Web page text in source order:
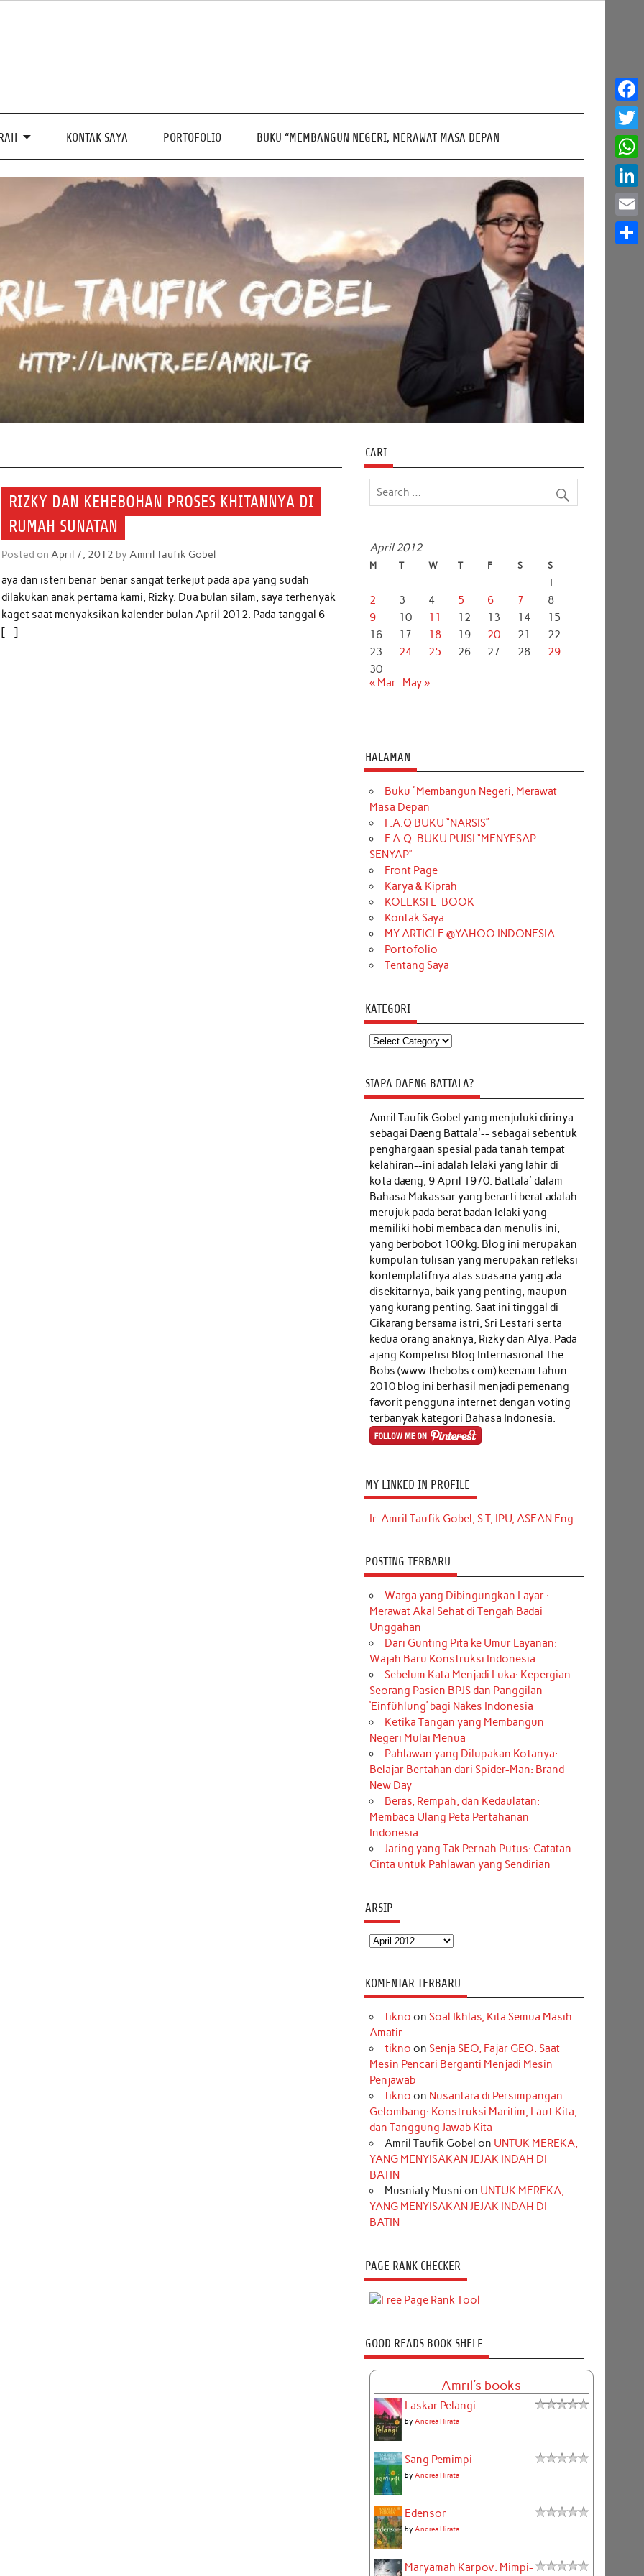
KONTAK SAYA PORTOFOLIO BUKU “MEMBANGUN NEGERI, MERAWAT MASA DEPAN
RIZKY DAN KEHEBOHAN PROSES KHITANNYA DI
RUMAH SUNATAN
Posted onApril 7, 2012 byAmril Taufik Gobel
aya dan isteri benar-benar sangat terkejut pada apa yang sudah
dilakukan anak pertama kami, Rizky. Dua bulan silam, saya terhenyak
kaget saat menyaksikan kalender bulan April 2012. Pada tanggal 6
[…]
CARI
April 2012
M T W T F S S
1
2
3 4 5 6 7
8
9
10 11 12 13 14
15
16
17 18 19 20 21
22
23
24 25 26 27 28
29
30
« Mar May »
HALAMAN
Buku “Membangun Negeri, Merawat
Masa Depan
F.A.Q BUKU “NARSIS”
F.A.Q. BUKU PUISI “MENYESAP
SENYAP”
Front Page
Karya & Kiprah
KOLEKSI E-BOOK
Kontak Saya
MY ARTICLE @YAHOO INDONESIA
Portofolio
Tentang Saya
KATEGORI
Kategori
SIAPA DAENG BATTALA?
Amril Taufik Gobel yang menjuluki dirinya
sebagai Daeng Battala'-- sebagai sebentuk
penghargaan spesial pada tanah tempat
kelahiran--ini adalah lelaki yang lahir di
kota daeng, 9 April 1970. Battala' dalam
Bahasa Makassar yang berarti berat adalah
merujuk pada berat badan lelaki yang
memiliki hobi membaca dan menulis ini,
yang berbobot 100 kg. Blog ini merupakan
kumpulan tulisan yang merupakan refleksi
kontemplatifnya atas suasana yang ada
disekitarnya, baik yang penting, maupun
yang kurang penting. Saat ini tinggal di
Cikarang bersama istri, Sri Lestari serta
kedua orang anaknya, Rizky dan Alya. Pada
ajang Kompetisi Blog Internasional The
Bobs (www.thebobs.com) keenam tahun
2010 blog ini berhasil menjadi pemenang
favorit pengguna internet dengan voting
terbanyak kategori Bahasa Indonesia.
MY LINKED IN PROFILE
Ir. Amril Taufik Gobel, S.T, IPU, ASEAN Eng.
POSTING TERBARU
Warga yang Dibingungkan Layar :
Merawat Akal Sehat di Tengah Badai
Unggahan
Dari Gunting Pita ke Umur Layanan:
Wajah Baru Konstruksi Indonesia
Sebelum Kata Menjadi Luka: Kepergian
Seorang Pasien BPJS dan Panggilan
‘Einfühlung’ bagi Nakes Indonesia
Ketika Tangan yang Membangun
Negeri Mulai Menua
Pahlawan yang Dilupakan Kotanya:
Belajar Bertahan dari Spider-Man: Brand
New Day
Beras, Rempah, dan Kedaulatan:
Membaca Ulang Peta Pertahanan
Indonesia
Jaring yang Tak Pernah Putus: Catatan
Cinta untuk Pahlawan yang Sendirian
ARSIP
Arsip
KOMENTAR TERBARU
tikno on Soal Ikhlas, Kita Semua Masih
Amatir
tikno on Senja SEO, Fajar GEO: Saat
Mesin Pencari Berganti Menjadi Mesin
Penjawab
tikno on Nusantara di Persimpangan
Gelombang: Konstruksi Maritim, Laut Kita,
dan Tanggung Jawab Kita
Amril Taufik Gobel on UNTUK MEREKA,
YANG MENYISAKAN JEJAK INDAH DI
BATIN
Musniaty Musni on UNTUK MEREKA,
YANG MENYISAKAN JEJAK INDAH DI
BATIN
PAGE RANK CHECKER
GOOD READS BOOK SHELF
Amril's books
Laskar Pelangi
by Andrea Hirata
Sang Pemimpi
by Andrea Hirata
Edensor
by Andrea Hirata
Maryamah Karpov: Mimpi-
Email